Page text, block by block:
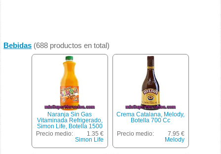
Bebidas (688 productos en total)
Naranja Sin Gas
Vitaminada Refrigerado,
Simon Life, Botella 1500
Cc
Precio medio:
1.35 €
Simon Life
Crema Catalana, Melody,
Botella 700 Cc
Precio medio:
7.95 €
Melody